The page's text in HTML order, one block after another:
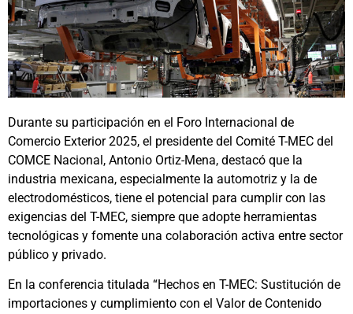
Durante su participación en el Foro Internacional de
Comercio Exterior 2025, el presidente del Comité T-MEC del
COMCE Nacional, Antonio Ortiz-Mena, destacó que la
industria mexicana, especialmente la automotriz y la de
electrodomésticos, tiene el potencial para cumplir con las
exigencias del T-MEC, siempre que adopte herramientas
tecnológicas y fomente una colaboración activa entre sector
público y privado.
En la conferencia titulada “Hechos en T-MEC: Sustitución de
importaciones y cumplimiento con el Valor de Contenido